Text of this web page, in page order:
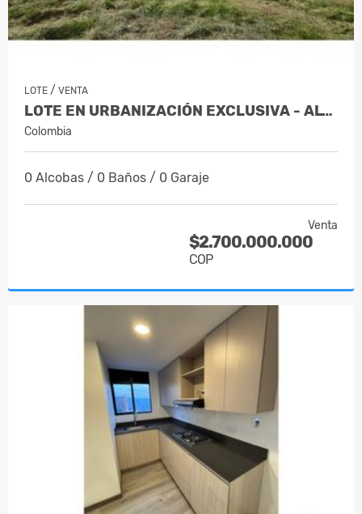
LOTE / VENTA
LOTE EN URBANIZACIÓN EXCLUSIVA - ALTO D…
Colombia
0 Alcobas / 0 Baños / 0 Garaje
Venta
$2.700.000.000
COP